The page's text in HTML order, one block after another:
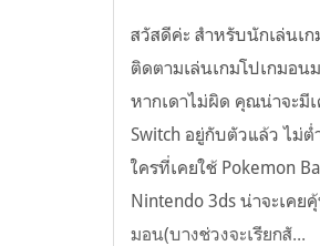
สวัสดีค่ะ สำหรับนักเล่นเ
ติดตามเล่นเกมโปเกมอ
หากเดาไม่ผิด คุณน่าจะมี
Switch อยู่กับตัวแล้ว ไม่
ใครที่เคยใช้ Pokemon
Nintendo 3ds น่าจะเคย
มอน(บางช่วงจะเรียกสั...